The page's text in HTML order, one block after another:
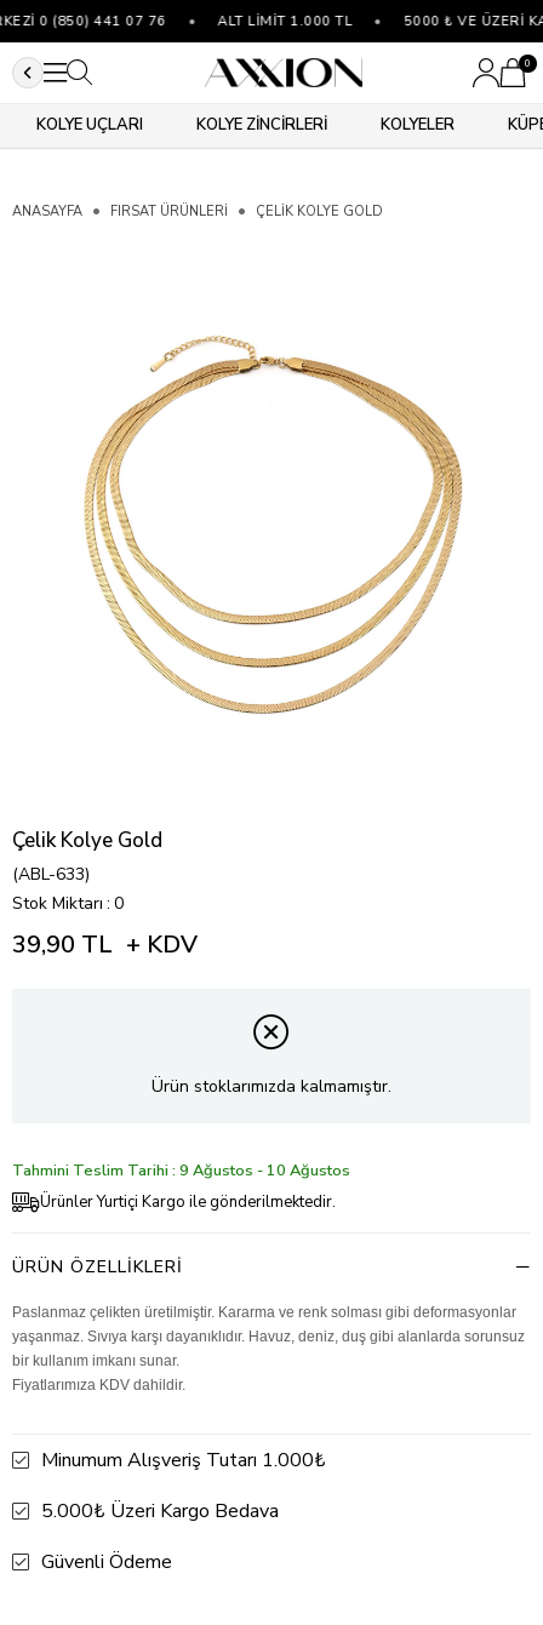
0 (850) 441 07 76 ALT LİMİT 1.000 TL 5000 ₺ VE ÜZERİ
0
KOLYE UÇLARI KOLYE ZİNCİRLERİ KOLYELER
ANASAYFA FIRSAT ÜRÜNLERİ ÇELIK KOLYE GOLD
Çelik Kolye Gold
(ABL-633)
Stok Miktarı : 0
39,90 TL + KDV
Ürün stoklarımızda kalmamıştır.
Tahmini Teslim Tarihi : 9 Ağustos - 10 Ağustos
Ürünler Yurtiçi Kargo ile gönderilmektedir.
ÜRÜN ÖZELLIKLERI
Paslanmaz çelikten üretilmiştir. Kararma ve renk solması gibi deformasyonlar
yaşanmaz. Sıvıya karşı dayanıklıdır. Havuz, deniz, duş gibi alanlarda sorunsuz
bir kullanım imkanı sunar.
Fiyatlarımıza KDV dahildir.
Minumum Alışveriş Tutarı 1.000₺
5.000₺ Üzeri Kargo Bedava
Güvenli Ödeme